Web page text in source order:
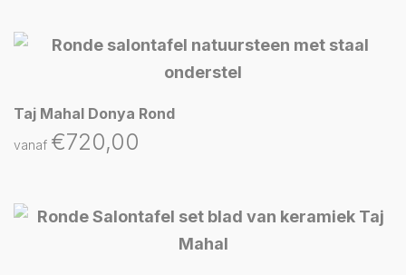
Taj Mahal Donya Rond
vanaf €720,00